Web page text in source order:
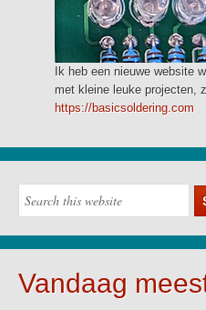
Ik heb een nieuwe website
met kleine leuke projecten,
https://basicsoldering.com
Vandaag